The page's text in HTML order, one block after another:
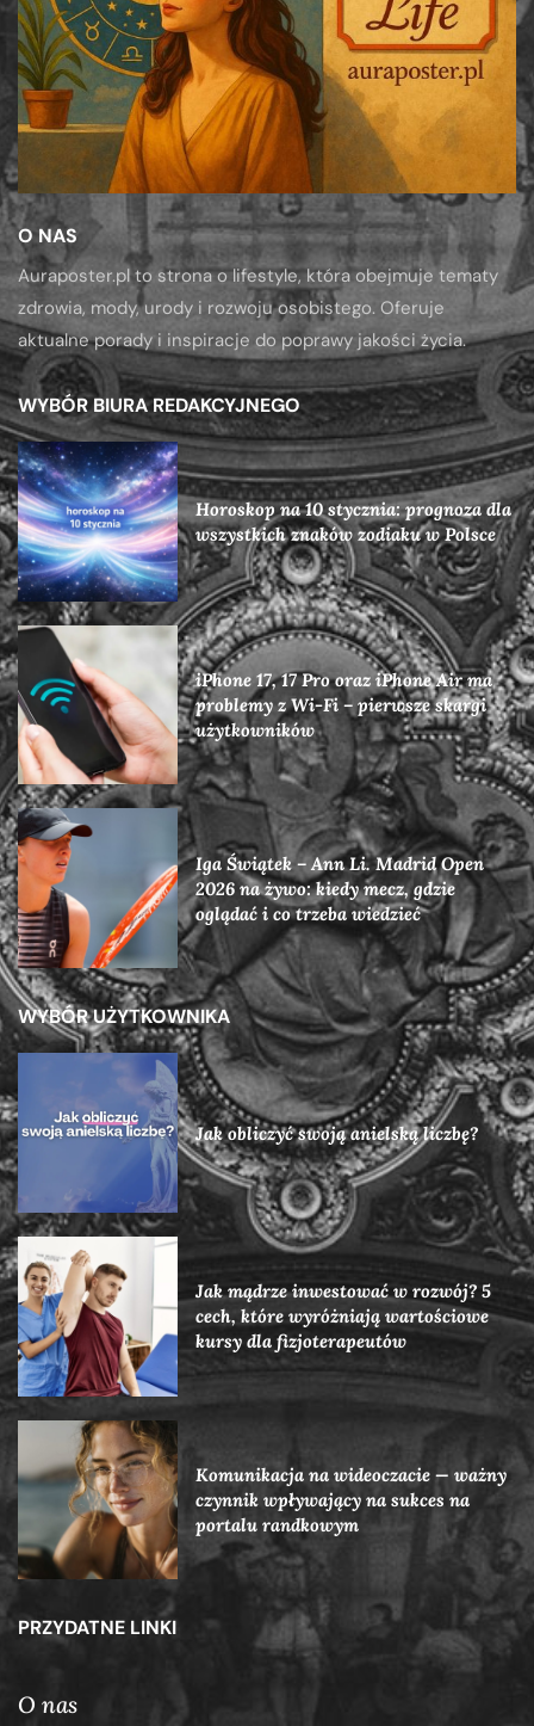
O NAS
Auraposter.pl to strona o lifestyle, która obejmuje tematy
zdrowia, mody, urody i rozwoju osobistego. Oferuje
aktualne porady i inspiracje do poprawy jakości życia.
WYBÓR BIURA REDAKCYJNEGO
Horoskop na 10 stycznia: prognoza dla
wszystkich znaków zodiaku w Polsce
iPhone 17, 17 Pro oraz iPhone Air ma
problemy z Wi-Fi – pierwsze skargi
użytkowników
Iga Świątek – Ann Li. Madrid Open
2026 na żywo: kiedy mecz, gdzie
oglądać i co trzeba wiedzieć
WYBÓR UŻYTKOWNIKA
Jak obliczyć swoją anielską liczbę?
Jak mądrze inwestować w rozwój? 5
cech, które wyróżniają wartościowe
kursy dla fizjoterapeutów
Komunikacja na wideoczacie — ważny
czynnik wpływający na sukces na
portalu randkowym
PRZYDATNE LINKI
O nas